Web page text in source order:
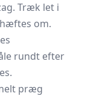
Træk let i
om.
rundt efter
præg